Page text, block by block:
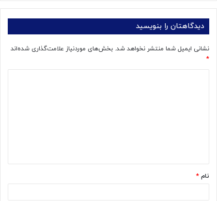
دیدگاهتان را بنویسید
نشانی ایمیل شما منتشر نخواهد شد. بخش‌های موردنیاز علامت‌گذاری شده‌اند
*
*
نام *